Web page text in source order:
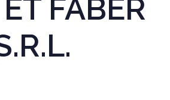
FABER